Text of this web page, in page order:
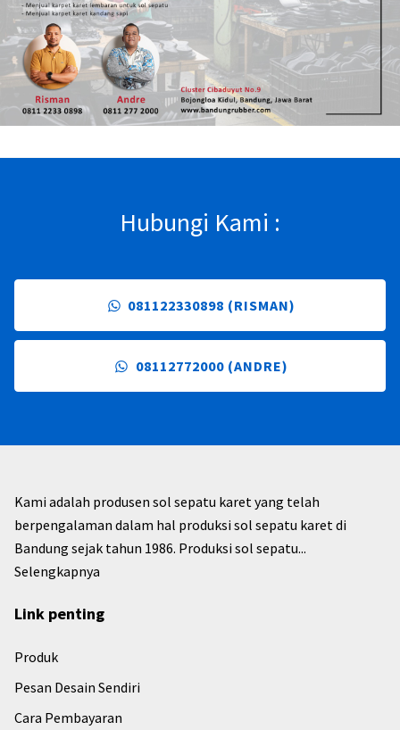
Hubungi Kami :
081122330898 (RISMAN)
08112772000 (ANDRE)
Kami adalah produsen sol sepatu karet yang telah
berpengalaman dalam hal produksi sol sepatu karet di
Bandung sejak tahun 1986. Produksi sol sepatu...
Selengkapnya
Link penting
Produk
Pesan Desain Sendiri
Cara Pembayaran